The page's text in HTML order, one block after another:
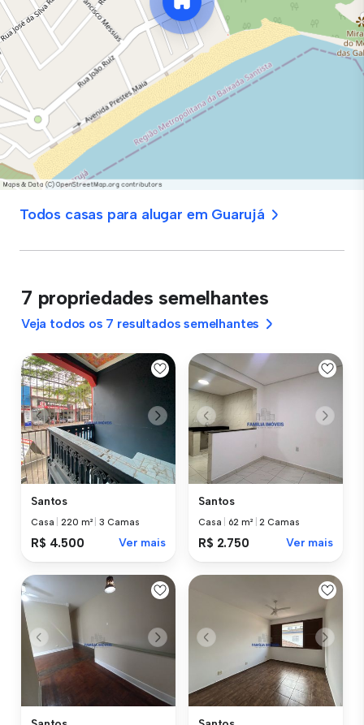
Todos casas para alugar em Guarujá
7 propriedades semelhantes
Veja todos os 7 resultados semelhantes
Santos
Casa |220 m² |3 Camas
R$ 4.500 Ver mais
Santos
Casa 62 m² |2 Camas
R$ 2.750 Ver mais